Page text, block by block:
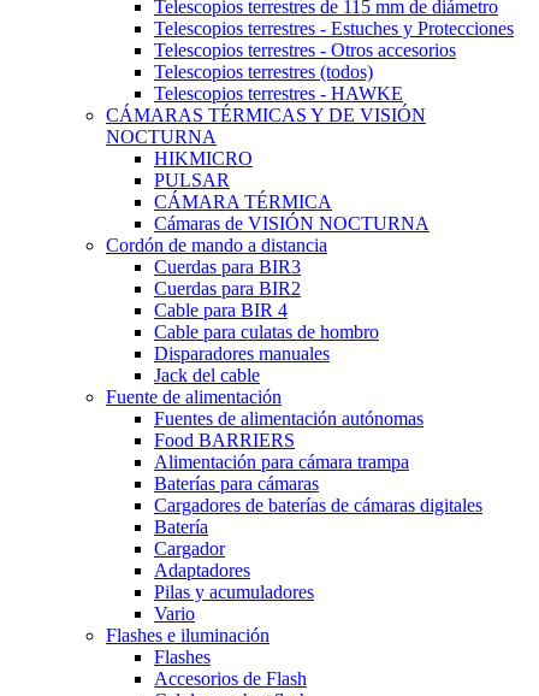
Telescopios terrestres de 115 mm de diámetro
Telescopios terrestres - Estuches y Protecciones
Telescopios terrestres - Otros accesorios
Telescopios terrestres (todos)
Telescopios terrestres - HAWKE
CÁMARAS TÉRMICAS Y DE VISIÓN
NOCTURNA
HIKMICRO
PULSAR
CÁMARA TÉRMICA
Cámaras de VISIÓN NOCTURNA
Cordón de mando a distancia
Cuerdas para BIR3
Cuerdas para BIR2
Cable para BIR 4
Cable para culatas de hombro
Disparadores manuales
Jack del cable
Fuente de alimentación
Fuentes de alimentación autónomas
Food BARRIERS
Alimentación para cámara trampa
Baterías para cámaras
Cargadores de baterías de cámaras digitales
Batería
Cargador
Adaptadores
Pilas y acumuladores
Vario
Flashes e iluminación
Flashes
Accesorios de Flash